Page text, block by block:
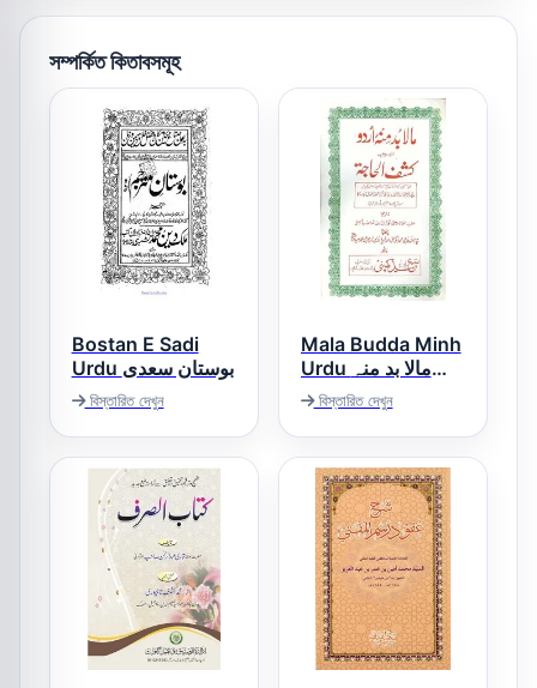
সম্পর্কিত কিতাবসমূহ
Bostan E Sadi
Urdu بوستان سعدی
বিস্তারিত দেখুন
Mala Budda Minh
Urdu مالا بد منہ
اردو
বিস্তারিত দেখুন